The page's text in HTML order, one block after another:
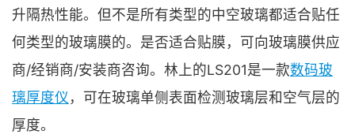
升隔热性能。但不是所有类型的中空玻璃都适合贴任
何类型的玻璃膜的。是否适合贴膜，可向玻璃膜供应
商/经销商/安装商咨询。林上的LS201是一款数码玻
璃厚度仪 ，可在玻璃单侧表面检测玻璃层和空气层的
厚度。